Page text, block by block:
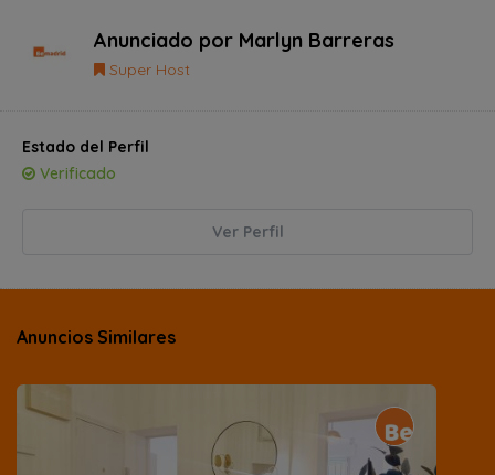
Anunciado por Marlyn Barreras
Super Host
Estado del Perfil
Verificado
Ver Perfil
Anuncios Similares